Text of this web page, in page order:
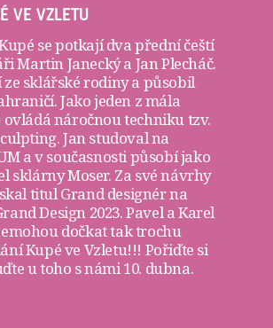
VE VZLETU
se potkají dva přední čeští
Martin Janeckýa Jan Plecháč.
sklářské rodiny a působil
Jako jeden z mála
ovládá náročnou techniku tzv.
Jan studoval na
a v současnosti působí jako
sklárny Moser. Za své návrhy
titul Grand designér na
Design 2023. Pavel a Karel
dočkat tak trochu
Kupé ve Vzletu!!! Pořiďte si
u toho s námi 10. dubna.